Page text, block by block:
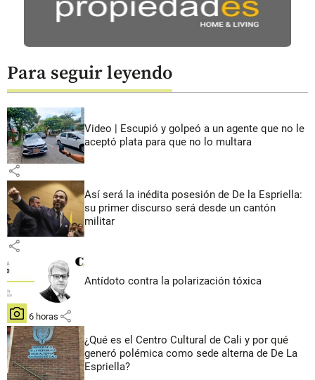
Para seguir leyendo
Video | Escupió y golpeó a un agente que no le
aceptó plata para que no lo multara
share
Así será la inédita posesión de De la Espriella:
su primer discurso será desde un cantón
militar
share
Antídoto contra la polarización tóxica
hace 6 horas share
¿Qué es el Centro Cultural de Cali y por qué
generó polémica como sede alterna de De La
Espriella?